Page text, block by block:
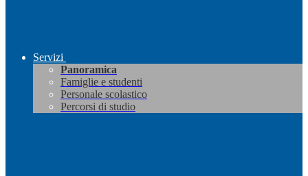
Servizi
Panoramica
Famiglie e studenti
Personale scolastico
Percorsi di studio